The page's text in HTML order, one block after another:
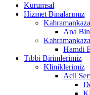
Kurumsal
Hizmet Binalarımız
Ana
Hamdi
Tıbbi Birimlerimiz
Kliniklerimiz
Acil